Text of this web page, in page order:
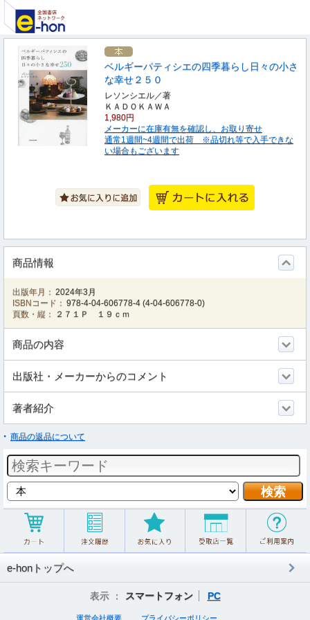
ベルギーパティシエの四季暮らし日々の小さ
な幸せ２５０
レソンシエル／著
ＫＡＤＯＫＡＷＡ
1,980円
メーカーに在庫有無を確認し、お取り寄せ
通常1週間~4週間で出荷 ※品切れ等で入手できな
い場合もございます
商品情報
出版年月： 2024年3月
ISBNコード： 978-4-04-606778-4 (4-04-606778-0)
頁数・縦：
２７１Ｐ １９ｃｍ
商品の内容
出版社・メーカーからのコメント
著者紹介
商品の返品について
e-honトップへ
表示 ： スマートフォン PC
運営会社概要 プライバシーポリシー